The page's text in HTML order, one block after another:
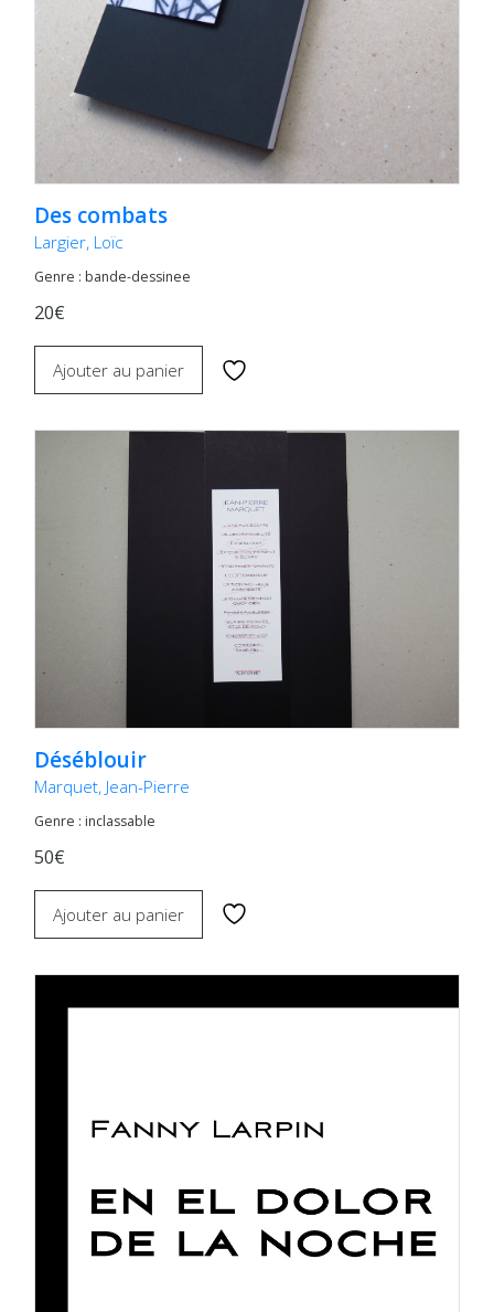
Des combats
Largier, Loïc
Genre : bande-dessinee
20€
Ajouter au panier
Déséblouir
Marquet, Jean-Pierre
Genre : inclassable
50€
Ajouter au panier